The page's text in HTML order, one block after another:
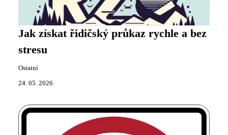
Jak získat řidičský průkaz rychle a bez
stresu
Ostatní
24. 05. 2026